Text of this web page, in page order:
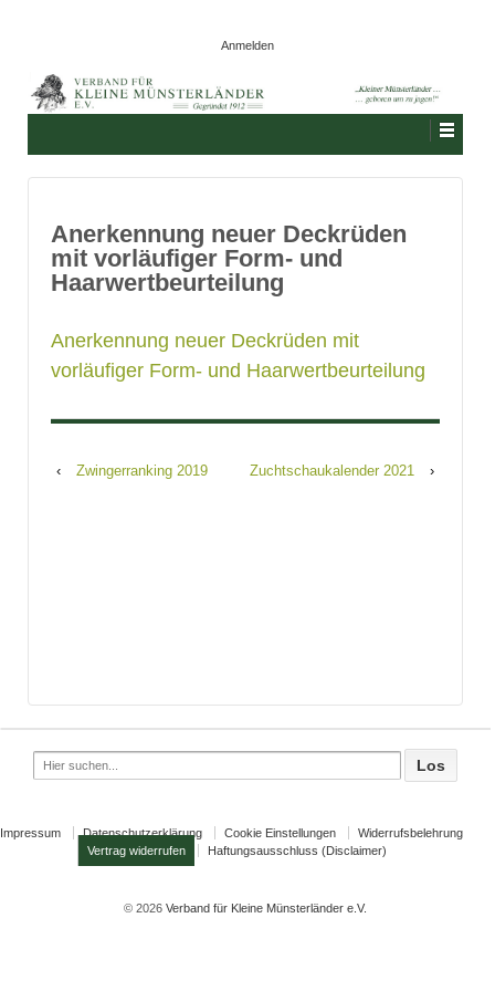
Anmelden
Anerkennung neuer Deckrüden
mit vorläufiger Form- und
Haarwertbeurteilung
Anerkennung neuer Deckrüden mit
vorläufiger Form- und Haarwertbeurteilung
‹ Zwingerranking 2019 Zuchtschaukalender 2021 ›
Search
for:
Impressum Datenschutzerklärung Cookie Einstellungen
Widerrufsbelehrung
Vertrag widerrufen
Haftungsausschluss (Disclaimer)
© 2026Verband für Kleine Münsterländer e.V.